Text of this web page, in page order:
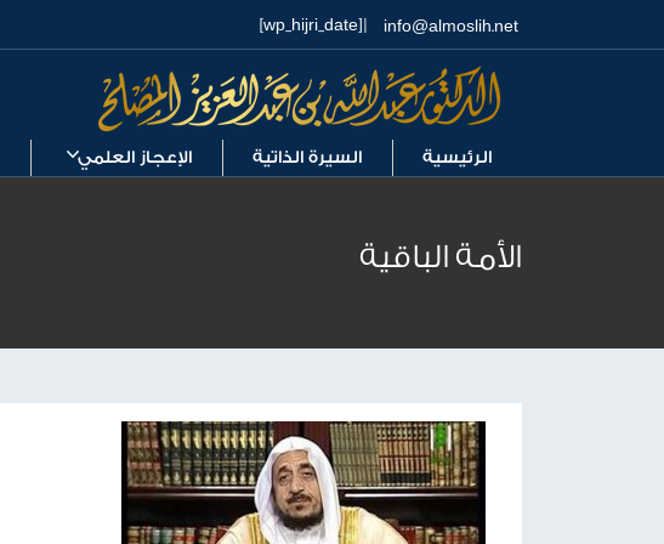
info@almoslih.net
| [wp_hijri_date]
الرئيسية السيرة الذاتية الإعجاز العلمي
الأمة الباقية